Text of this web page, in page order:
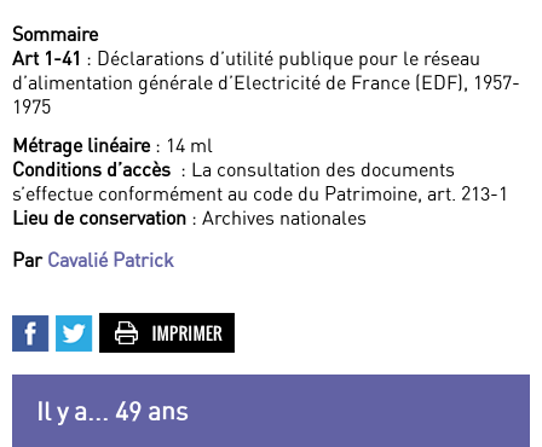
Sommaire
Art 1-41 : Déclarations d’utilité publique pour le réseau
d’alimentation générale d’Electricité de France (EDF), 1957-
1975
Métrage linéaire: 14 ml
Conditions d’accès : La consultation des documents
s’effectue conformément au code du Patrimoine, art. 213-1
Lieu de conservation : Archives nationales
Par Cavalié Patrick
Il y a... 49 ans